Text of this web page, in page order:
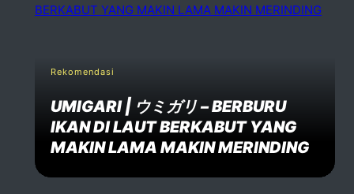
Rekomendasi
UMIGARI | ウミガリ – BERBURU
IKAN DI LAUT BERKABUT YANG
MAKIN LAMA MAKIN MERINDING